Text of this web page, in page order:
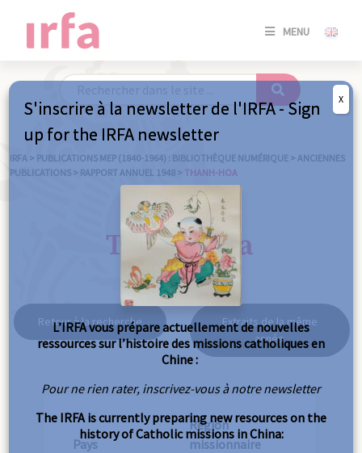
MENU
SE
/
IRFA > PUBLICATIONS MEP (1840-1964) : BIBLIOTHÈQUE NUMÉRIQUE > ANCIENNES
PUBLICATIONS > RAPPORT ANNUEL 1948 > THANH-HOA
Thanh-Hoa
Retour à la recherche
Extraits de la même
année
Pays
Région
missionnaire
S'inscrire à la newsletter de l'IRFA - Sign
up for the IRFA newsletter
L’IRFA vous prépare actuellement de nouvelles
ressources sur l’histoire des missions catholiques en
Chine :
Pour ne rien rater, inscrivez-vous à notre newsletter
The IRFA is currently preparing new resources on the
history of Catholic missions in China:
X